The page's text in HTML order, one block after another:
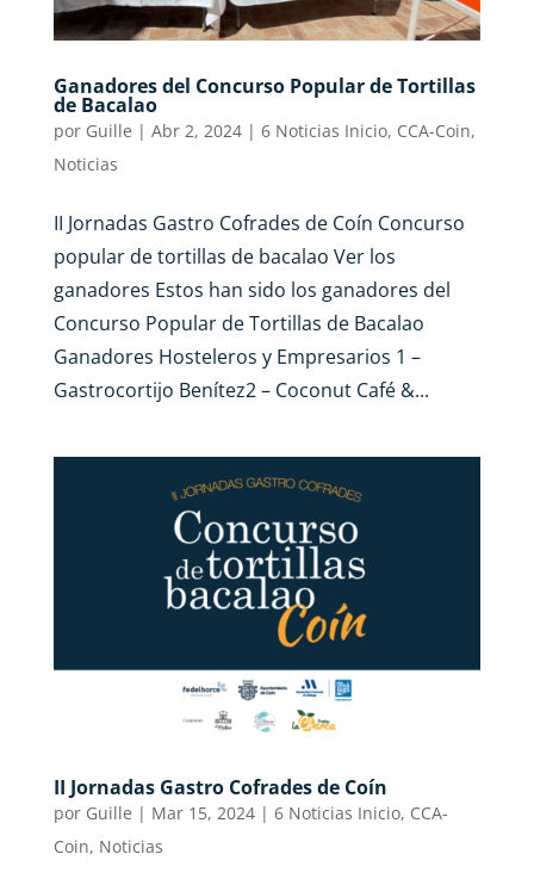
Ganadores del Concurso Popular de Tortillas
de Bacalao
por Guille | Abr 2, 2024| 6 Noticias Inicio, CCA-Coin,
Noticias
II Jornadas Gastro Cofrades de Coín Concurso
popular de tortillas de bacalao Ver los
ganadores Estos han sido los ganadores del
Concurso Popular de Tortillas de Bacalao
Ganadores Hosteleros y Empresarios 1 –
Gastrocortijo Benítez2 – Coconut Café &...
II Jornadas Gastro Cofrades de Coín
por Guille | Mar 15, 2024| 6 Noticias Inicio, CCA-
Coin, Noticias